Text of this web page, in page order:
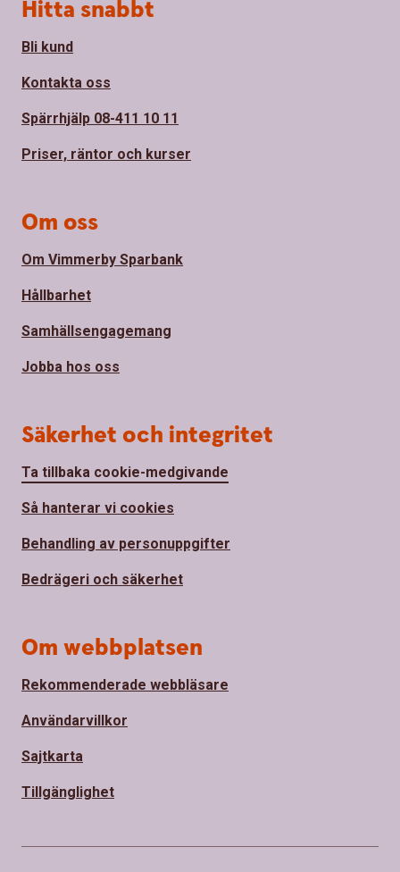
Hitta snabbt
Bli kund
Kontakta oss
Spärrhjälp 08-411 10 11
Priser, räntor och kurser
Om oss
Om Vimmerby Sparbank
Hållbarhet
Samhällsengagemang
Jobba hos oss
Säkerhet och integritet
Ta tillbaka cookie-medgivande
Så hanterar vi cookies
Behandling av personuppgifter
Bedrägeri och säkerhet
Om webbplatsen
Rekommenderade webbläsare
Användarvillkor
Sajtkarta
Tillgänglighet